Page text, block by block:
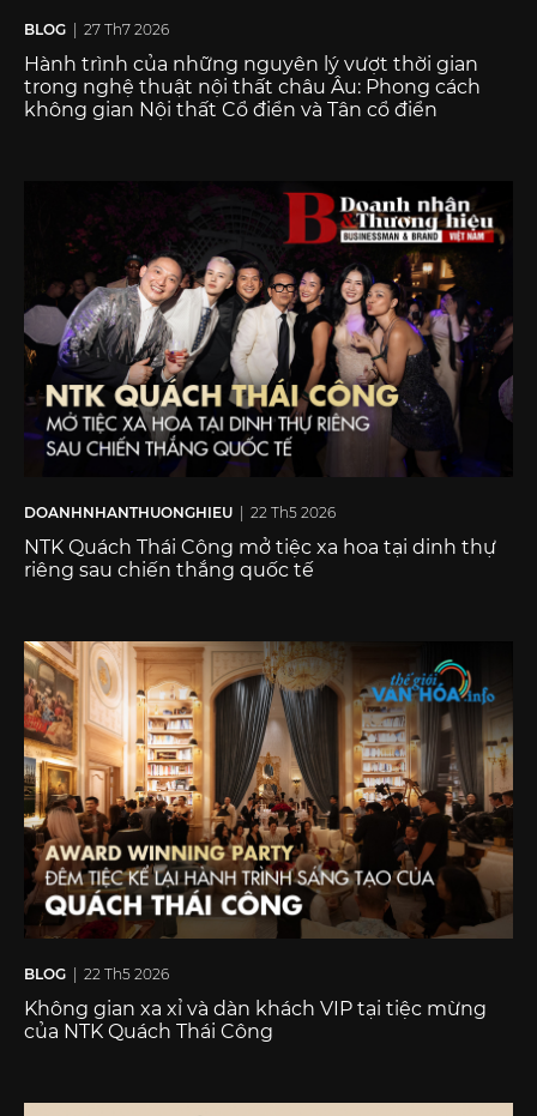
BLOG | 27 Th7 2026
Hành trình của những nguyên lý vượt thời gian
trong nghệ thuật nội thất châu Âu: Phong cách
không gian Nội thất Cổ điển và Tân cổ điển
DOANHNHANTHUONGHIEU | 22 Th5 2026
NTK Quách Thái Công mở tiệc xa hoa tại dinh thự
riêng sau chiến thắng quốc tế
BLOG | 22 Th5 2026
Không gian xa xỉ và dàn khách VIP tại tiệc mừng
của NTK Quách Thái Công